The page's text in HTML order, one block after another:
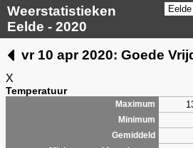
Weerstatistieken
Eelde - 2020
vr 10 apr 2020: Goede
X
Temperatuur
Maximum
Minimum
Gemiddeld